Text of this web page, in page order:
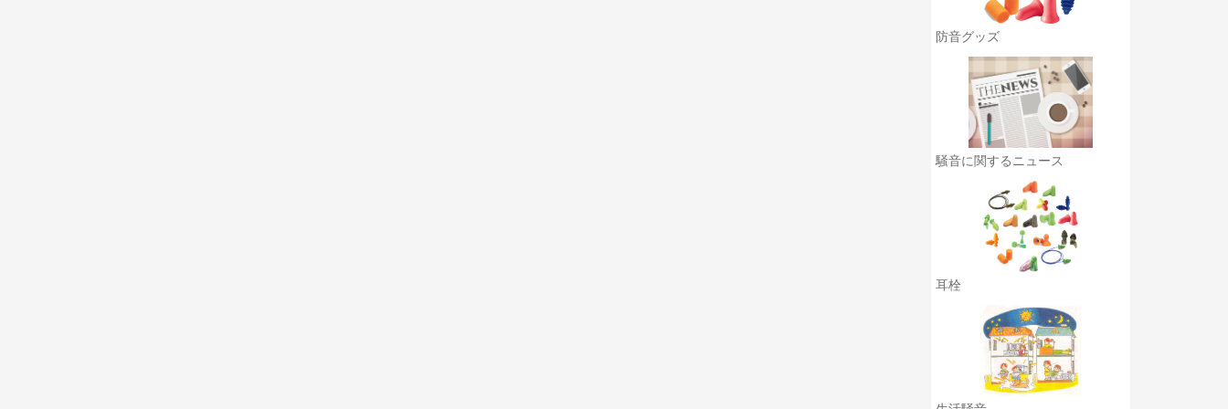
防音グッズ
騒音に関するニュース
耳栓